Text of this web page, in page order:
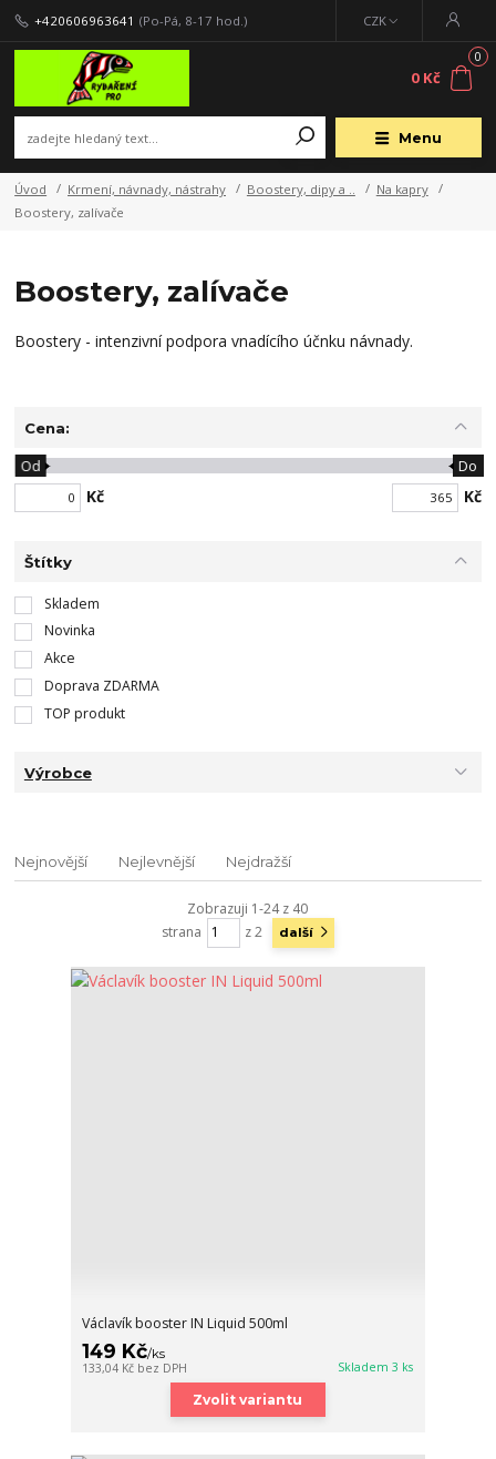
Menu
CZK
+420606963641 (Po-Pá, 8-17 hod.)
0
0 Kč
Úvod Krmení, návnady, nástrahy Boostery, dipy a ..
Na kapry
Boostery, zalívače
Boostery, zalívače
Boostery - intenzivní podpora vnadícího účnku návnady.
Cena:
Kč
Od Do
Kč
Štítky
Skladem
Novinka
Akce
Doprava ZDARMA
TOP produkt
Výrobce
Nejnovější Nejlevnější Nejdražší
Zobrazuji 1-24 z 40
strana
z 2 další
Václavík booster IN Liquid 500ml
149 Kč/ks
133,04 Kč bez DPH Skladem 3 ks
Zvolit variantu